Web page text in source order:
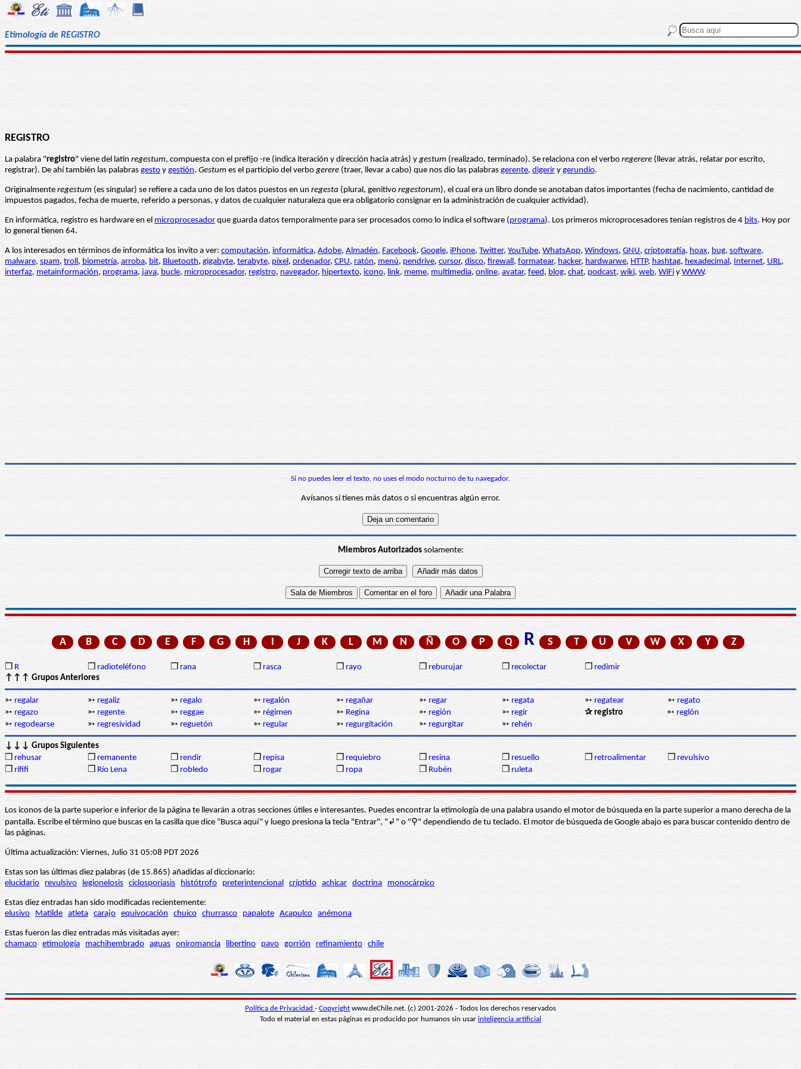
Etimología de REGISTRO
REGISTRO
La palabra "registro" viene del latín regestum, compuesta con el prefijo -re (indica iteración y dirección hacia atrás) ygestum (realizado, terminado). Se relaciona con el verbo regerere (llevar atrás, relatar por escrito,
registrar). De ahí también las palabras gesto y gestión. Gestum es el participio del verbogerere (traer, llevar a cabo) que nos dio las palabras gerente, digerir y gerundio.
Originalmente regestum (es singular) se refiere a cada uno de los datos puestos en un regesta (plural, genitivo regestorum), el cual era un libro donde se anotaban datos importantes (fecha de nacimiento, cantidad de
impuestos pagados, fecha de muerte, referido a personas, y datos de cualquier naturaleza que era obligatorio consignar en la administración de cualquier actividad).
En informática, registro es hardware en el microprocesador que guarda datos temporalmente para ser procesados como lo indica el software (programa). Los primeros microprocesadores tenían registros de 4 bits. Hoy por
lo general tienen 64.
A los interesados en términos de informática los invito a ver: computación, informática, Adobe, Almadén, Facebook, Google, iPhone, Twitter, YouTube, WhatsApp, Windows, GNU, criptografía, hoax, bug, software,
malware, spam, troll, biometría, arroba, bit, Bluetooth, gigabyte, terabyte, píxel, ordenador, CPU, ratón, menú, pendrive, cursor, disco, firewall, formatear, hacker, hardwarwe, HTTP, hashtag, hexadecimal, Internet, URL,
interfaz, metainformación, programa, java, bucle, microprocesador, registro, navegador, hipertexto, icono, link, meme, multimedia, online, avatar, feed, blog, chat, podcast, wiki, web, WiFi y WWW.
Si no puedes leer el texto, no uses el modo nocturno de tu navegador.
Avísanos si tienes más datos o si encuentras algún error.
Miembros Autorizadossolamente:
A B C D E F G H I J K L M N Ñ O P Q R S T U V W X Y Z
❒ R ❒ radioteléfono ❒ rana ❒ rasca ❒ rayo ❒ reburujar ❒ recolectar ❒ redimir
↑↑↑ Grupos Anteriores
➳ regalar ➳ regaliz ➳ regalo ➳ regalón ➳ regañar ➳ regar ➳ regata ➳ regatear ➳ regato
➳ regazo ➳ regente ➳ reggae ➳ régimen ➳ Regina ➳ región ➳ regir ✰ registro ➳ reglón
➳ regodearse ➳ regresividad ➳ reguetón ➳ regular ➳ regurgitación ➳ regurgitar ➳ rehén
↓↓↓ Grupos Siguientes
❒ rehusar ❒ remanente ❒ rendir ❒ repisa ❒ requiebro ❒ resina ❒ resuello ❒ retroalimentar ❒ revulsivo
❒ rififi ❒ Río Lena ❒ robledo ❒ rogar ❒ ropa ❒ Rubén ❒ ruleta
Los iconos de la parte superior e inferior de la página te llevarán a otras secciones útiles e interesantes. Puedes encontrar la etimología de una palabra usando el motor de búsqueda en la parte superior a mano derecha de la
pantalla. Escribe el término que buscas en la casilla que dice “Busca aquí” y luego presiona la tecla "Entrar", "↲" o "⚲" dependiendo de tu teclado. El motor de búsqueda de Google abajo es para buscar contenido dentro de
las páginas.
Última actualización: Viernes, Julio 31 05:08 PDT 2026
Estas son las últimas diez palabras (de 15.865) añadidas al diccionario:
elucidario
revulsivo legionelosis ciclosporiasis histótrofo preterintencional críptido achicar doctrina monocárpico
Estas diez entradas han sido modificadas recientemente:
elusivo
Matilde atleta carajo equivocación chuico churrasco papalote Acapulco anémona
Estas fueron las diez entradas más visitadas ayer:
chamaco etimología machihembrado aguas oniromancia libertino pavo gorrión refinamiento chile
Política de Privacidad - Copyright www.deChile.net. (c) 2001-2026 - Todos los derechos reservados
Todo el material en estas páginas es producido por humanos sin usar inteligencia artificial